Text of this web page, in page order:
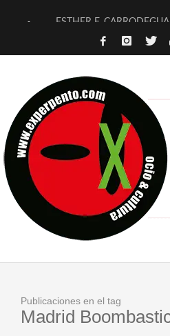
ESTHER F.
[TERRA DE GUAPES]
TIMBRE 4, LA ESCUELA DEL
30 AÑOS (NO ES NADA) DE
MILITARES
D’BALDOMEROS
MARSHALL FLASH
JOFRE BARDAGÍ EN
Publicaciones en el tag
Madrid